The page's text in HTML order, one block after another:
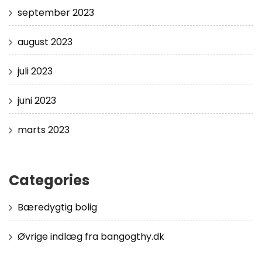
september 2023
august 2023
juli 2023
juni 2023
marts 2023
Categories
Bæredygtig bolig
Øvrige indlæg fra bangogthy.dk